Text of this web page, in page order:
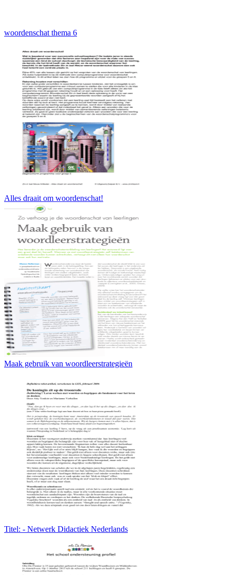
woordenschat thema 6
Alles draait om woordenschat!
Maak gebruik van woordleerstrategieën
Titel: - Netwerk Didactiek Nederlands